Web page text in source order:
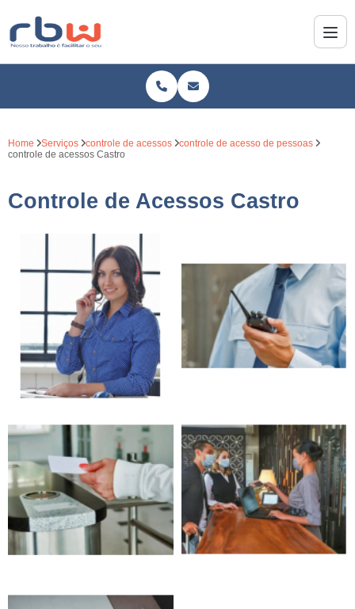
Home Serviços controle de acessos
controle de acesso de pessoas
controle de acessos Castro
Controle de Acessos Castro